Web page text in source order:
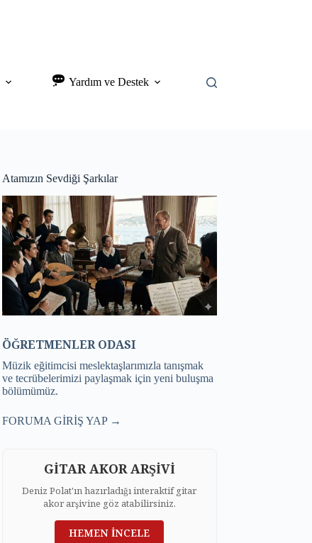
Yardım ve Destek
Atamızın Sevdiği Şarkılar
ÖĞRETMENLER ODASI
Müzik eğitimcisi meslektaşlarımızla tanışmak
ve tecrübelerimizi paylaşmak için yeni buluşma
bölümümüz.
FORUMA GİRİŞ YAP →
GİTAR AKOR ARŞİVİ
Deniz Polat'ın hazırladığı interaktif gitar
akor arşivine göz atabilirsiniz.
HEMEN İNCELE